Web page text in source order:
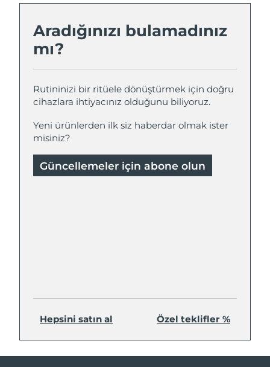
Aradığınızı bulamadınız
mı?
Rutininizi bir ritüele dönüştürmek için doğru
cihazlara ihtiyacınız olduğunu biliyoruz.
Yeni ürünlerden ilk siz haberdar olmak ister
misiniz?
Güncellemeler için abone olun
Hepsini satın al Özel teklifler %